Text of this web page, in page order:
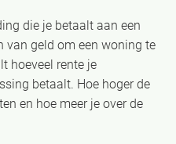
die je betaalt aan een
van geld om een woning te
hoeveel rente je
betaalt. Hoe hoger de
en hoe meer je over de